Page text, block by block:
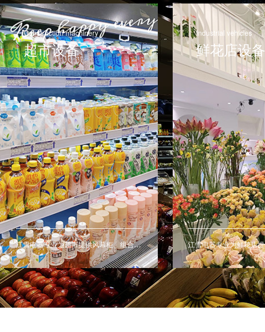
Industrial vehicles
鲜花店设备
江雪电器专业为鲜花店提供鲜花展示柜、鲜花保鲜柜、鲜花陈列柜让鲜花保鲜更持久。
Farm equipment
水果店设备